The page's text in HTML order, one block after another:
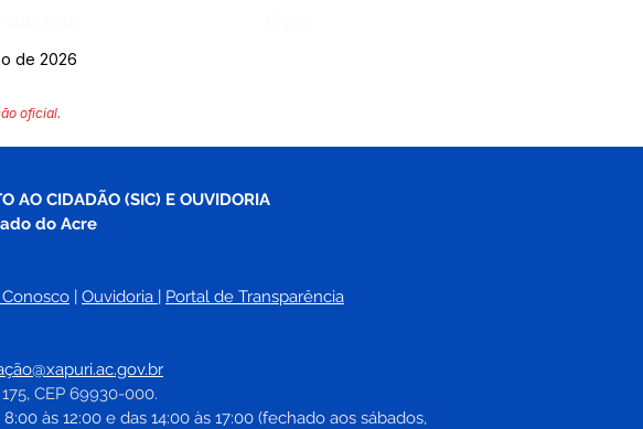
de 2026
oficial.
AO CIDADÃO (SIC) E OUVIDORIA
do Acre
Conosco | Ouvidoria | Portal de Transparência
CEP 69930-000.
às 12:00 e das 14:00 às 17:00 (fechado aos sábados,